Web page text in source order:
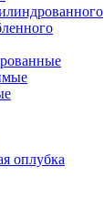
оплубка